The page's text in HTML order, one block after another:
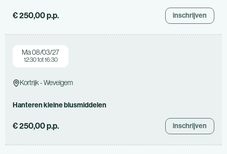
€ 250,00 p.p. inschrijven
Ma 08/03/27
12:30 tot 16:30
Kortrijk - Wevelgem
Hanteren kleine blusmiddelen
€ 250,00 p.p. inschrijven